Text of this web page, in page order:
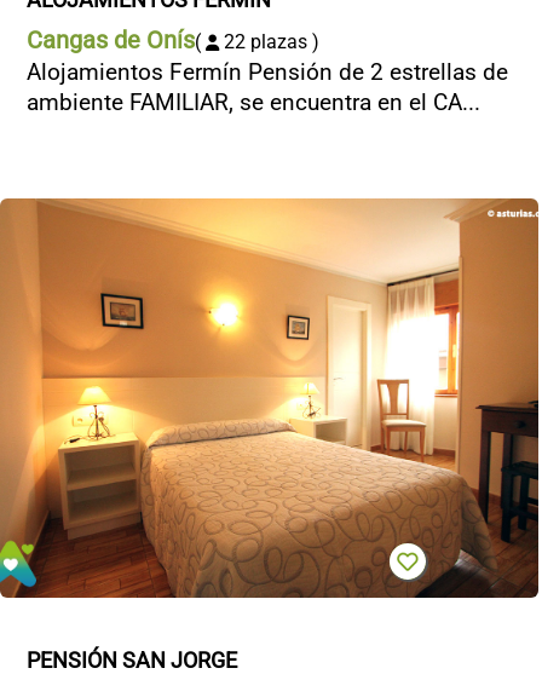
Cangas de Onís( 22 plazas )
Alojamientos Fermín Pensión de 2 estrellas de
ambiente FAMILIAR, se encuentra en el CA...
PENSIÓN SAN JORGE